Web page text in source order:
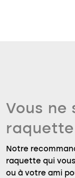
Vous ne
Notre
raquette qui
ou à votre ami